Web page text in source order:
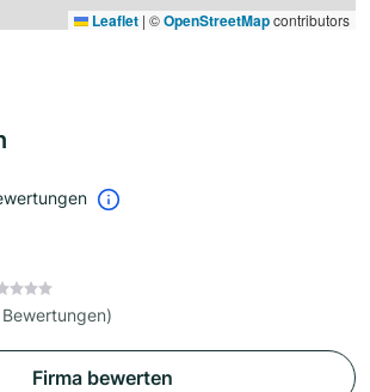
Leaflet | ©OpenStreetMapcontributors
Firma bewerten